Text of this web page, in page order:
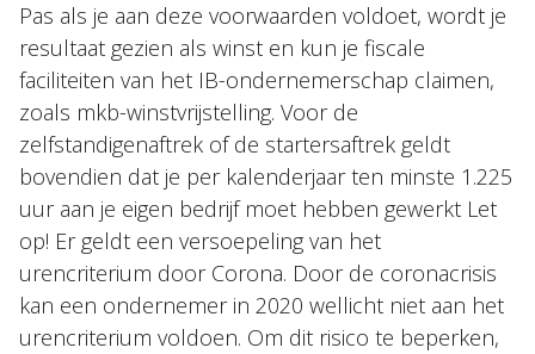
Pas als je aan deze voorwaarden voldoet, wordt je
resultaat gezien als winst en kun je fiscale
faciliteiten van het IB-ondernemerschap claimen,
zoals mkb-winstvrijstelling. Voor de
zelfstandigenaftrek of de startersaftrek geldt
bovendien dat je per kalenderjaar ten minste 1.225
uur aan je eigen bedrijf moet hebben gewerkt Let
op! Er geldt een versoepeling van het
urencriterium door Corona. Door de coronacrisis
kan een ondernemer in 2020 wellicht niet aan het
urencriterium voldoen. Om dit risico te beperken,